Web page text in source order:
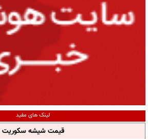
لینک های مفید
قیمت شیشه سکوریت